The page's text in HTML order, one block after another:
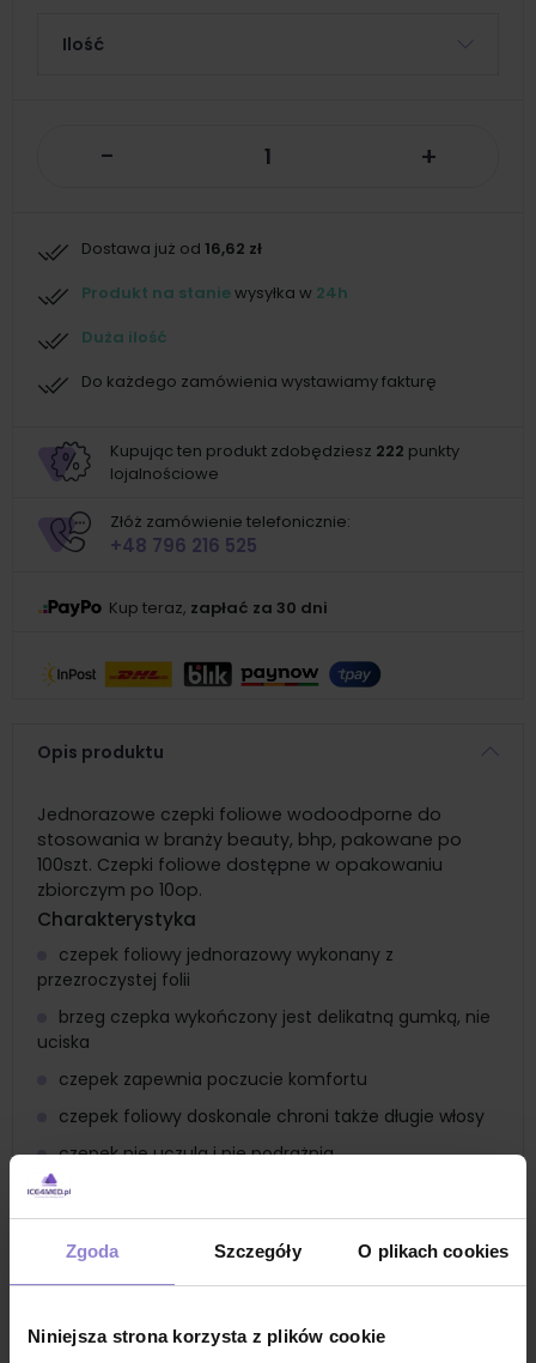
Zgoda Szczegóły O plikach cookies
Niniejsza strona korzysta z plików cookie
Ilość
- +
Dostawa już od 16,62 zł
Produkt na staniewysyłka w 24h
Duża ilość
Do każdego zamówienia wystawiamy fakturę
Kupując ten produkt zdobędziesz 222 punkty
lojalnościowe
Złóż zamówienie telefonicznie:
+48 796 216 525
Kup teraz, zapłać za 30 dni
Opis produktu
Jednorazowe czepki foliowe wodoodporne do
stosowania w branży beauty, bhp, pakowane po
100szt. Czepki foliowe dostępne w opakowaniu
zbiorczym po 10op.
Charakterystyka
czepek foliowy jednorazowy wykonany z
przezroczystej folii
brzeg czepka wykończony jest delikatną gumką, nie
uciska
czepek zapewnia poczucie komfortu
czepek foliowy doskonale chroni także długie włosy
czepek nie uczula i nie podrażnia
Zastosowanie
przezroczysty czepek foliowy/li>
czepek jednorazowy dla kosmetyczek
czepek foliowy do zabiegów beauty
czepek foliowy przezroczysty wodoodporny do
zabiegów na włosy